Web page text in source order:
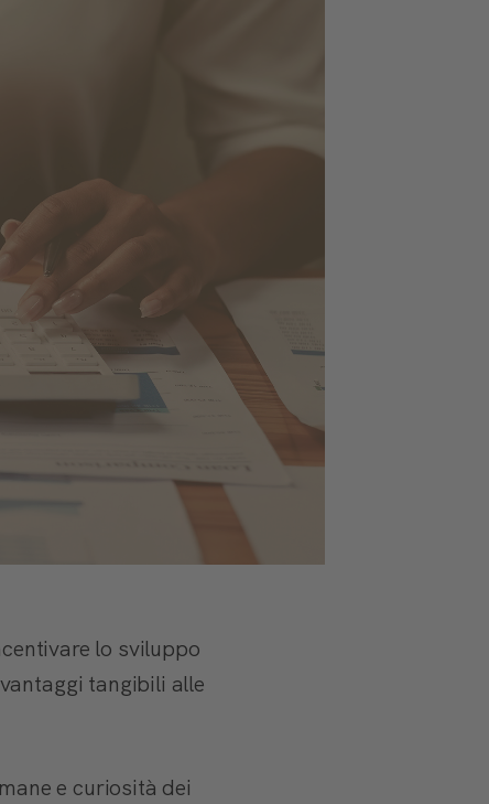
lo sviluppo
tangibili alle
e curiosità dei